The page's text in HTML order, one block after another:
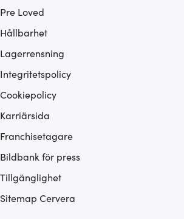
Pre Loved
Hållbarhet
Lagerrensning
Integritetspolicy
Cookiepolicy
Karriärsida
Franchisetagare
Bildbank för press
Tillgänglighet
Sitemap Cervera